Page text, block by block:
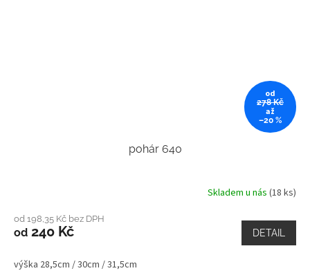
od
278 Kč
až
–20 %
pohár 640
Skladem u nás (18 ks)
od 198,35 Kč bez DPH
od 240 Kč DETAIL
výška 28,5cm / 30cm / 31,5cm